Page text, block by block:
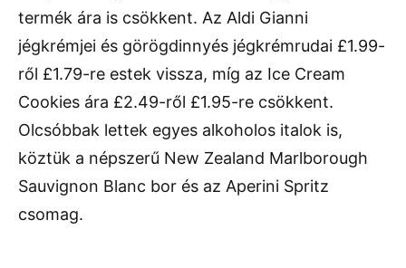
termék ára is csökkent. Az Aldi Gianni
jégkrémjei és görögdinnyés jégkrémrudai £1.99-
ről £1.79-re estek vissza, míg az Ice Cream
Cookies ára £2.49-ről £1.95-re csökkent.
Olcsóbbak lettek egyes alkoholos italok is,
köztük a népszerű New Zealand Marlborough
Sauvignon Blanc bor és az Aperini Spritz
csomag.